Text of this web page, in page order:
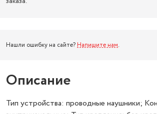
Нашли ошибку на сайте? Напишите нам.
Описание
Тип устройства: проводные наушники;